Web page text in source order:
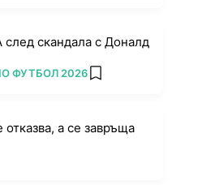
скандала с Доналд
ФУТБОЛ 2026 add favorites
а се завръща